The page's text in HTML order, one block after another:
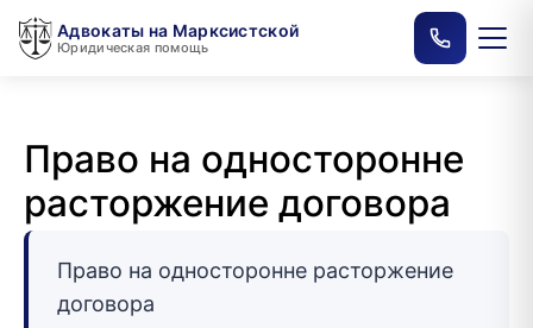
Адвокаты на Марксистской
Юридическая помощь
Право на односторонне
расторжение договора
Право на односторонне расторжение
договора